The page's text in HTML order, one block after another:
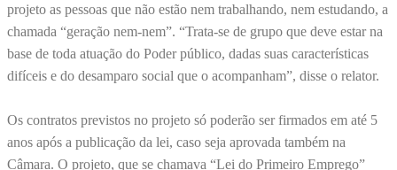
projeto as pessoas que não estão nem trabalhando, nem estudando, a
chamada “geração nem-nem”. “Trata-se de grupo que deve estar na
base de toda atuação do Poder público, dadas suas características
difíceis e do desamparo social que o acompanham”, disse o relator.
Os contratos previstos no projeto só poderão ser firmados em até 5
anos após a publicação da lei, caso seja aprovada também na
Câmara. O projeto, que se chamava “Lei do Primeiro Emprego”